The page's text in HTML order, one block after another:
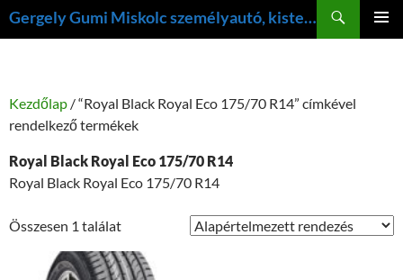
Gergely Gumi Miskolc személyautó, kisteherautó gumi szerelés javítás +36703125626 NON-STOP ügyelet, gergelygumi@gergelygumi.hu
Kezdőlap / “Royal Black Royal Eco 175/70 R14” címkével
rendelkező termékek
Royal Black Royal Eco 175/70 R14
Royal Black Royal Eco 175/70 R14
Összesen 1 találat